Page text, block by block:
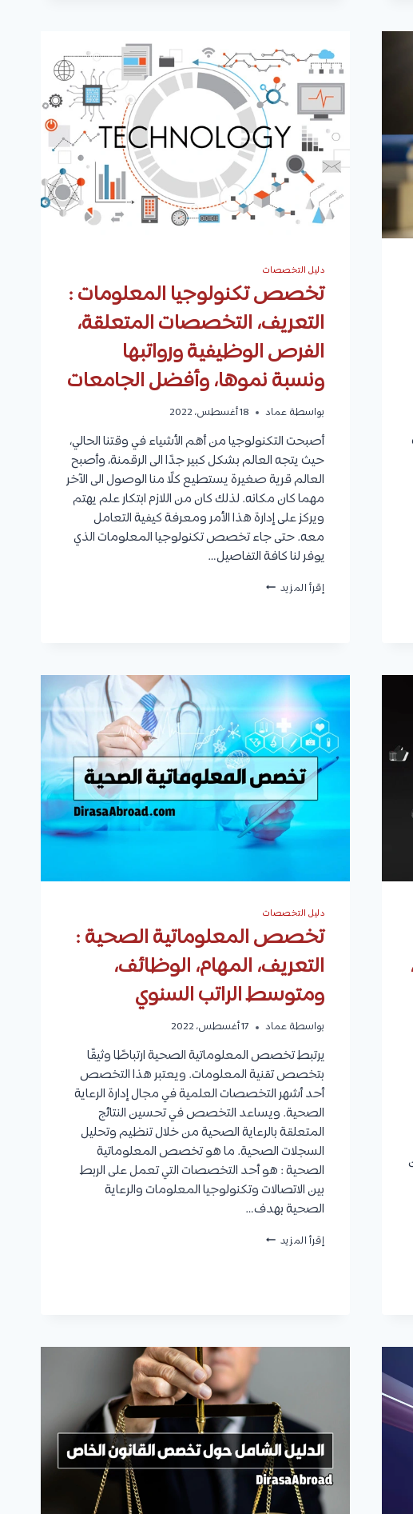
التي
ساعدت
على
ظهوره،
مجالات
العمل،
الجامعات
التي
تقدمه
دليل التخصصات
تخصص تكنولوجيا المعلومات :
التعريف، التخصصات المتعلقة،
الفرص الوظيفية ورواتبها
ونسبة نموها، وأفضل الجامعات
بواسطة عماد 18 أغسطس، 2022
أصبحت التكنولوجيا من أهم الأشياء في وقتنا الحالي،
حيث يتجه العالم بشكل كبير جدًا الى الرقمنة، وأصبح
العالم قرية صغيرة يستطيع كلًا منا الوصول الى الآخر
مهما كان مكانه. لذلك كان من اللازم ابتكار علم يهتم
ويركز على إدارة هذا الأمر ومعرفة كيفية التعامل
معه. حتى جاء تخصص تكنولوجيا المعلومات الذي
يوفر لنا كافة التفاصيل…
إقرأ المزيد تخصص
المتعلقة،
الفرص
الوظيفية
ورواتبها
ونسبة
نموها،
وأفضل
الجامعات
دليل التخصصات
تخصص المعلوماتية الصحية :
التعريف، المهام، الوظائف،
ومتوسط الراتب السنوي
بواسطة عماد 17 أغسطس، 2022
يرتبط تخصص المعلوماتية الصحية ارتباطًا وثيقًا
بتخصص تقنية المعلومات. ويعتبر هذا التخصص
أحد أشهر التخصصات العلمية في مجال إدارة الرعاية
الصحية. ويساعد التخصص في تحسين النتائج
المتعلقة بالرعاية الصحية من خلال تنظيم وتحليل
السجلات الصحية. ما هو تخصص المعلوماتية
الصحية : هو أحد التخصصات التي تعمل على الربط
بين الاتصالات وتكنولوجيا المعلومات والرعاية
الصحية بهدف…
إقرأ المزيد تخصص
ومتوسط
الراتب
السنوي